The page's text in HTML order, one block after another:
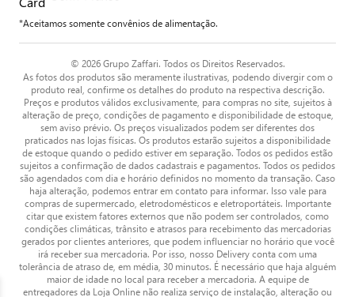
*Aceitamos somente convênios de alimentação.
© 2026 Grupo Zaffari. Todos os Direitos Reservados.
As fotos dos produtos são meramente ilustrativas, podendo divergir com o
produto real, confirme os detalhes do produto na respectiva descrição.
Preços e produtos válidos exclusivamente, para compras no site, sujeitos à
alteração de preço, condições de pagamento e disponibilidade de estoque,
sem aviso prévio. Os preços visualizados podem ser diferentes dos
praticados nas lojas físicas. Os produtos estarão sujeitos a disponibilidade
de estoque quando o pedido estiver em separação. Todos os pedidos estão
sujeitos a confirmação de dados cadastrais e pagamentos. Todos os pedidos
são agendados com dia e horário definidos no momento da transação. Caso
haja alteração, podemos entrar em contato para informar. Isso vale para
compras de supermercado, eletrodomésticos e eletroportáteis. Importante
citar que existem fatores externos que não podem ser controlados, como
condições climáticas, trânsito e atrasos para recebimento das mercadorias
gerados por clientes anteriores, que podem influenciar no horário que você
irá receber sua mercadoria. Por isso, nosso Delivery conta com uma
tolerância de atraso de, em média, 30 minutos. É necessário que haja alguém
maior de idade no local para receber a mercadoria. A equipe de
entregadores da Loja Online não realiza serviço de instalação, alteração ou